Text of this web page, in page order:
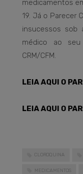
medicamentos
19. Já o Parecer
insucessos sob
médico ao
CRM/CFM.
LEIA AQUI O
LEIA AQUI O
CLOROQUINA
MEDICAMENTOS